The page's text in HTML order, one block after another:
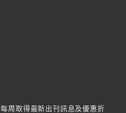
每周取得最新出刊訊息及優惠折